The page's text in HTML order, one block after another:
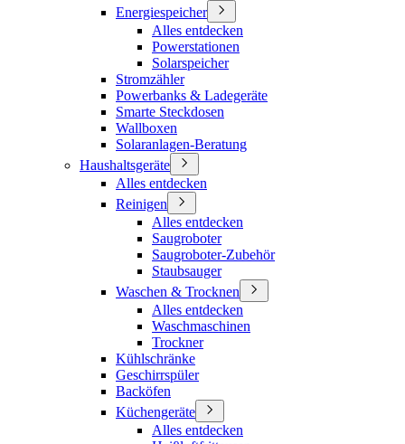
Energiespeicher
Alles entdecken
Powerstationen
Solarspeicher
Stromzähler
Powerbanks & Ladegeräte
Smarte Steckdosen
Wallboxen
Solaranlagen-Beratung
Haushaltsgeräte
Alles entdecken
Reinigen
Alles entdecken
Saugroboter
Saugroboter-Zubehör
Staubsauger
Waschen & Trocknen
Alles entdecken
Waschmaschinen
Trockner
Kühlschränke
Geschirrspüler
Backöfen
Küchengeräte
Alles entdecken